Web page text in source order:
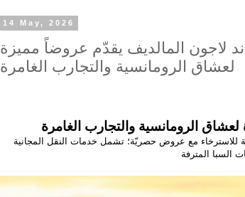
14 May, 2026
لاجون المالديف يقدّم عروضاً مميزة
لعشاق الرومانسية والتجارب الغامرة
الرومانسية والتجارب الغامرة
للاسترخاء مع عروض حصريّة؛ تشمل خدمات النقل المجانية
السبا المترفة